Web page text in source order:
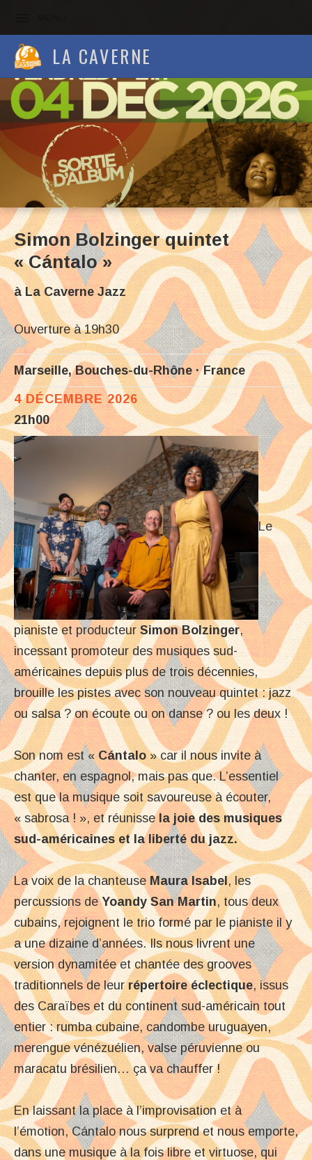
LA CAVERNE
Simon Bolzinger quintet
« Cántalo »
à La Caverne Jazz
Ouverture à 19h30
Marseille, Bouches-du-Rhône France
4 DÉCEMBRE 2026
21h00
Le
pianiste et producteur Simon Bolzinger,
incessant promoteur des musiques sud-
américaines depuis plus de trois décennies,
brouille les pistes avec son nouveau quintet : jazz
ou salsa ? on écoute ou on danse ? ou les deux !
Son nom est «Cántalo» car il nous invite à
chanter, en espagnol, mais pas que. L’essentiel
est que la musique soit savoureuse à écouter,
« sabrosa ! », et réunissela joie des musiques
sud-américaines et la liberté du jazz.
La voix de la chanteuseMaura Isabel, les
percussions deYoandy San Martin, tous deux
cubains, rejoignent le trio formé par le pianiste il y
a une dizaine d’années. Ils nous livrent une
version dynamitée et chantée des grooves
traditionnels de leurrépertoire éclectique, issus
des Caraïbes et du continent sud-américain tout
entier : rumba cubaine, candombe uruguayen,
merengue vénézuélien, valse péruvienne ou
maracatu brésilien… ça va chauffer !
En laissant la place à l’improvisation et à
l’émotion, Cántalo nous surprend et nous emporte,
dans une musique à la fois libre et virtuose, qui